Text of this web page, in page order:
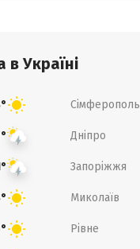
в Україні
Сімферополь
Дніпро
Запоріжжя
Миколаїв
Рівне